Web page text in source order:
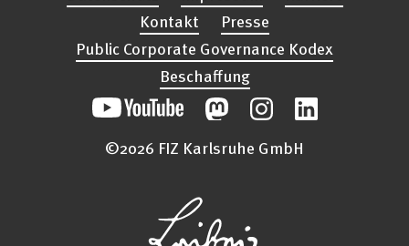
Kontakt
Presse
Public Corporate Governance Kodex
Beschaffung
©2026 FIZ Karlsruhe GmbH